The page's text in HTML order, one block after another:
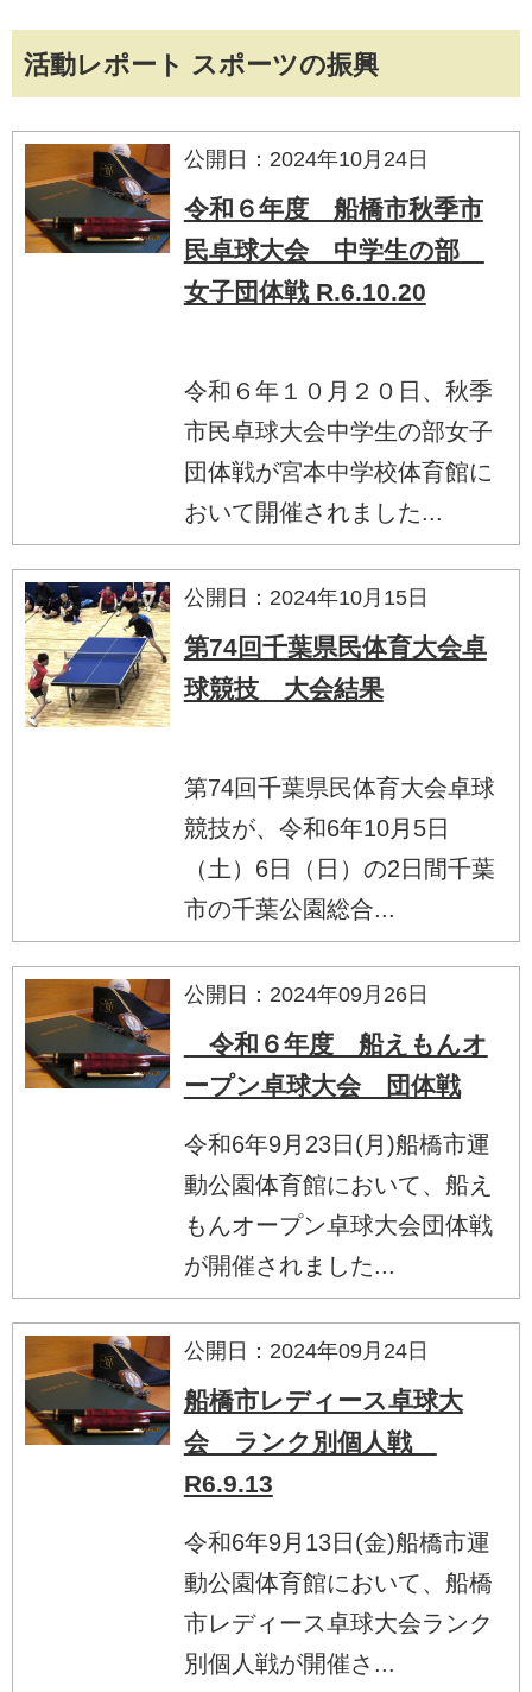
活動レポート スポーツの振興
公開日：2024年10月24日
令和６年度 船橋市秋季市
民卓球大会 中学生の部
女子団体戦 R.6.10.20
令和６年１０月２０日、秋季
市民卓球大会中学生の部女子
団体戦が宮本中学校体育館に
おいて開催されました...
公開日：2024年10月15日
第74回千葉県民体育大会卓
球競技 大会結果
第74回千葉県民体育大会卓球
競技が、令和6年10月5日
（土）6日（日）の2日間千葉
市の千葉公園総合...
公開日：2024年09月26日
令和６年度 船えもんオ
ープン卓球大会 団体戦
令和6年9月23日(月)船橋市運
動公園体育館において、船え
もんオープン卓球大会団体戦
が開催されました...
公開日：2024年09月24日
船橋市レディース卓球大
会 ランク別個人戦
R6.9.13
令和6年9月13日(金)船橋市運
動公園体育館において、船橋
市レディース卓球大会ランク
別個人戦が開催さ...